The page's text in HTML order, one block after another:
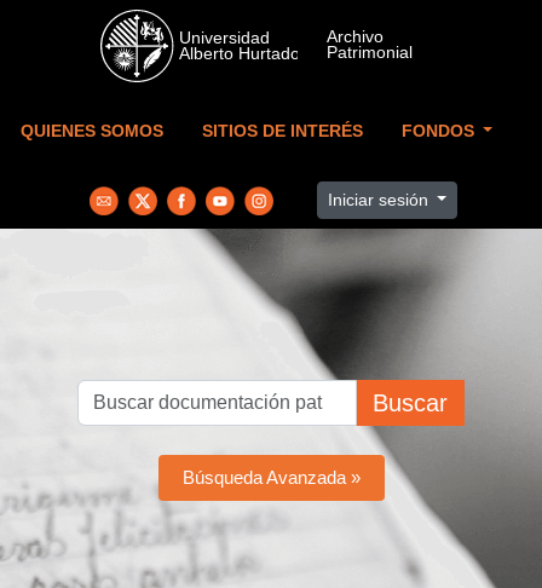
Skip to main content
QUIENES SOMOS SITIOS DE INTERÉS FONDOS
Iniciar sesión
Buscar
Búsqueda Avanzada »